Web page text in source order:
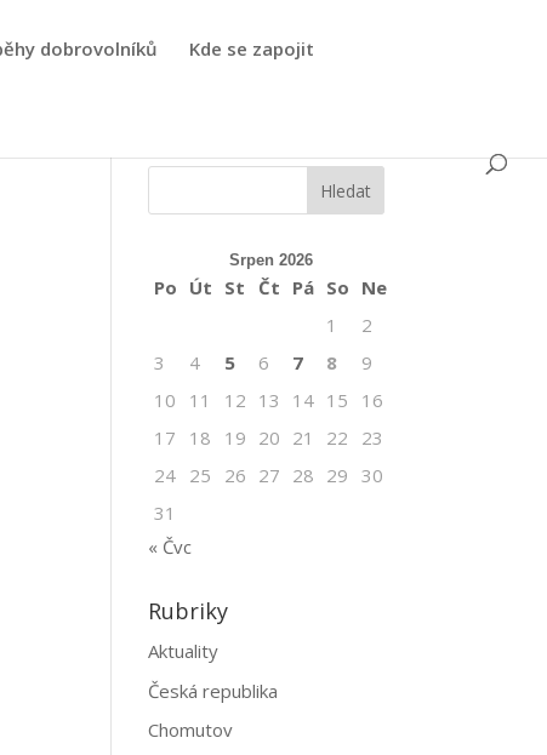
dobrovolníků Kde se zapojit
Srpen 2026
Po Út St Čt Pá So Ne
1
2
3
4 5 6 7 8
9
10
11 12 13 14 15
16
17
18 19 20 21 22
23
24 25 26 27 28 29
30
31
« Čvc
Rubriky
Aktuality
Česká republika
Chomutov